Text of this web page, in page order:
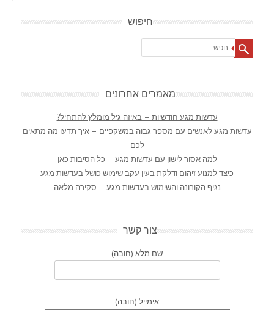
חיפוש
מאמרים אחרונים
עדשות מגע חודשיות – באיזה גיל מומלץ להתחיל?
עדשות מגע לאנשים עם מספר גבוה במשקפיים – איך תדעו מה מתאים
לכם
למה אסור לישון עם עדשות מגע – כל הסיבות כאן
כיצד למנוע זיהום ודלקת בעין עקב שימוש כושל בעדשות מגע
נגיף הקורונה והשימוש בעדשות מגע – סקירה מלאה
צור קשר
שם מלא (חובה)
אימייל (חובה)